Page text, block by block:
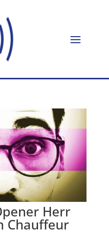
Herr
Chauffeur